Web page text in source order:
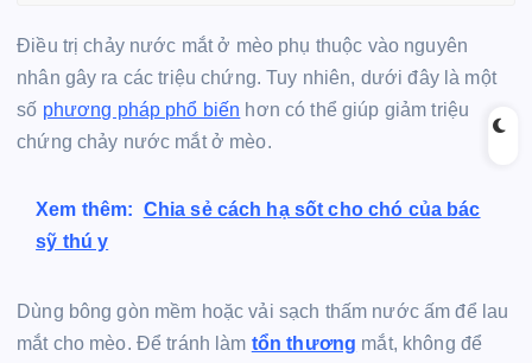
Điều trị chảy nước mắt ở mèo phụ thuộc vào nguyên
nhân gây ra các triệu chứng. Tuy nhiên, dưới đây là một
số phương pháp phổ biến hơn có thể giúp giảm triệu
chứng chảy nước mắt ở mèo.
Xem thêm: Chia sẻ cách hạ sốt cho chó của bác
sỹ thú y
Dùng bông gòn mềm hoặc vải sạch thấm nước ấm để lau
mắt cho mèo. Để tránh làm tổn thương mắt, không để